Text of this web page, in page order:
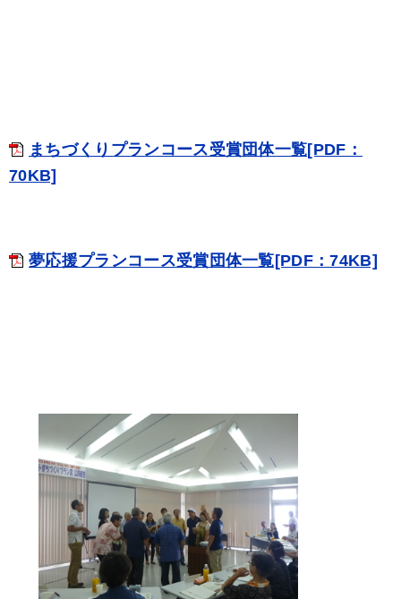
まちづくりプランコース受賞団体一覧[PDF：
70KB]
夢応援プランコース受賞団体一覧[PDF：74KB]